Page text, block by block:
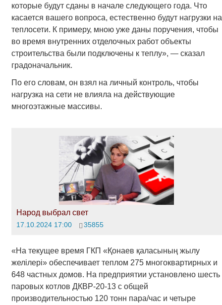
которые будут сданы в начале следующего года. Что
касается вашего вопроса, естественно будут нагрузки на
теплосети. К примеру, мною уже даны поручения, чтобы
во время внутренних отделочных работ объекты
строительства были подключены к теплу», — сказал
градоначальник.
По его словам, он взял на личный контроль, чтобы
нагрузка на сети не влияла на действующие
многоэтажные массивы.
Народ выбрал свет
17.10.2024 17:00 35855
«На текущее время ГКП «Қонаев қаласының жылу
желілері» обеспечивает теплом 275 многоквартирных и
648 частных домов. На предприятии установлено шесть
паровых котлов ДКВР-20-13 с общей
производительностью 120 тонн пара/час и четыре